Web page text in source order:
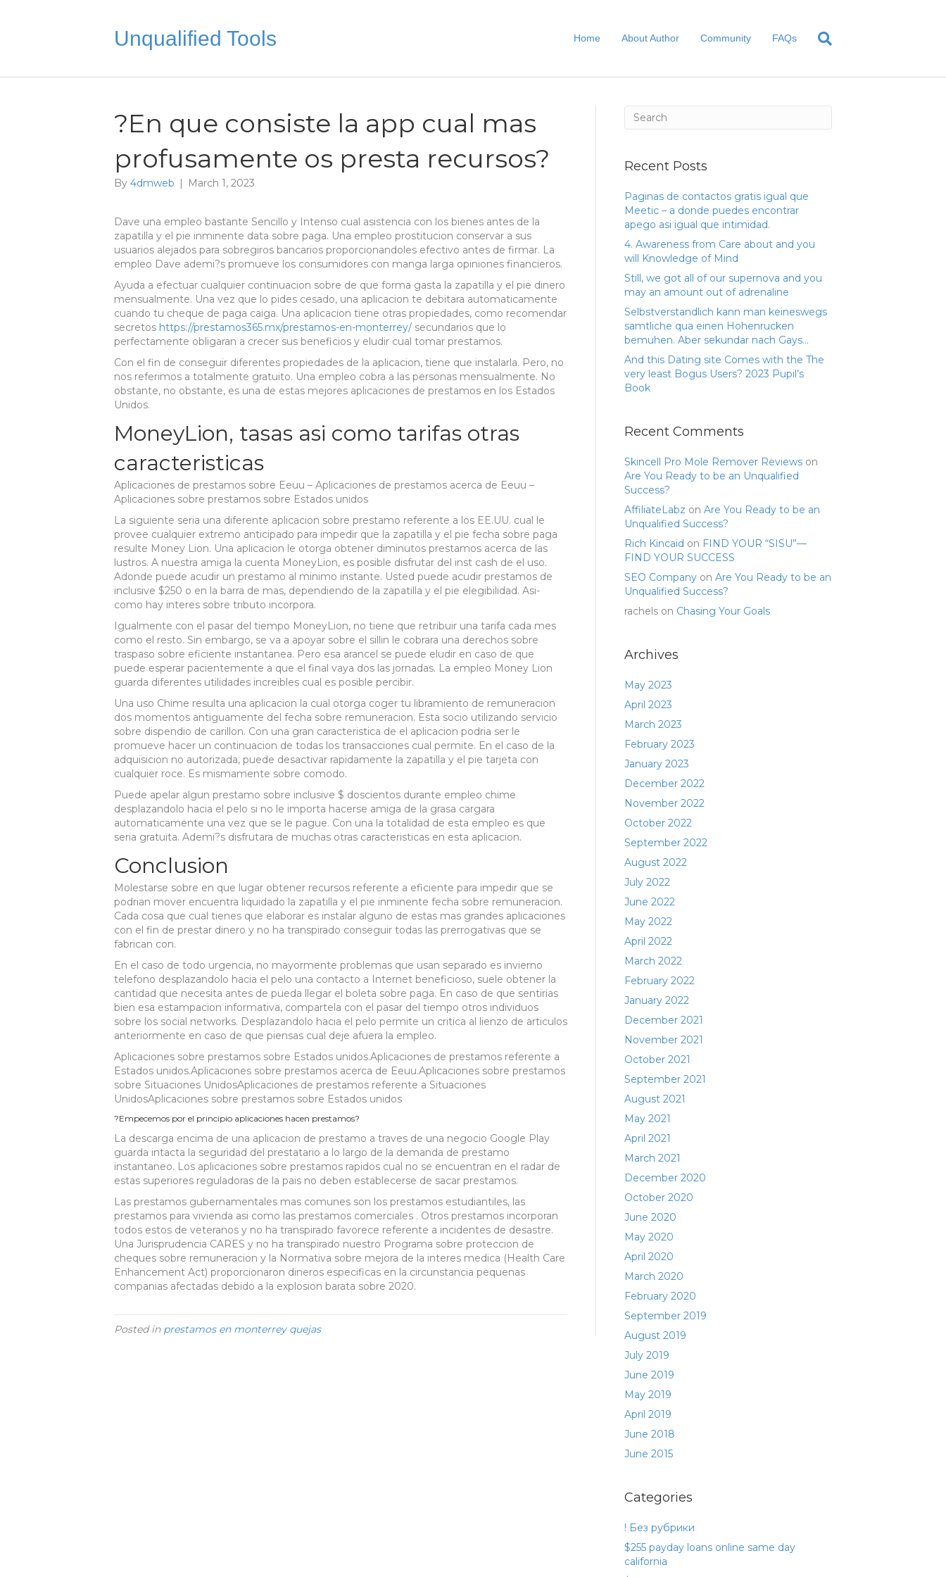
Unqualified Tools Home About Author Community FAQs
?En que consiste la app cual mas
profusamente os presta recursos?
By 4dmweb | March 1, 2023
Dave una empleo bastante Sencillo y Intenso cual asistencia con los bienes antes de la
zapatilla y el pie inminente data sobre paga. Una empleo prostitucion conservar a sus
usuarios alejados para sobregiros bancarios proporcionandoles efectivo antes de firmar. La
empleo Dave ademi?s promueve los consumidores con manga larga opiniones financieros.
Ayuda a efectuar cualquier continuacion sobre de que forma gasta la zapatilla y el pie dinero
mensualmente. Una vez que lo pides cesado, una aplicacion te debitara automaticamente
cuando tu cheque de paga caiga. Una aplicacion tiene otras propiedades, como recomendar
secretos https://prestamos365.mx/prestamos-en-monterrey/ secundarios que lo
perfectamente obligaran a crecer sus beneficios y eludir cual tomar prestamos.
Con el fin de conseguir diferentes propiedades de la aplicacion, tiene que instalarla. Pero, no
nos referimos a totalmente gratuito. Una empleo cobra a las personas mensualmente. No
obstante, no obstante, es una de estas mejores aplicaciones de prestamos en los Estados
Unidos.
MoneyLion, tasas asi­ como tarifas otras
caracteristicas
Aplicaciones de prestamos sobre Eeuu – Aplicaciones de prestamos acerca de Eeuu –
Aplicaciones sobre prestamos sobre Estados unidos
La siguiente seria una diferente aplicacion sobre prestamo referente a los EE.UU. cual le
provee cualquier extremo anticipado para impedir que la zapatilla y el pie fecha sobre paga
resulte Money Lion. Una aplicacion le otorga obtener diminutos prestamos acerca de las
lustros. A nuestra amiga la cuenta MoneyLion, es posible disfrutar del inst cash de el uso.
Adonde puede acudir un prestamo al mi­nimo instante. Usted puede acudir prestamos de
inclusive $250 o en la barra de mas, dependiendo de la zapatilla y el pie elegibilidad. Asi­
como hay interes sobre tributo incorpora.
Igualmente con el pasar del tiempo MoneyLion, no tiene que retribuir una tarifa cada mes
como el resto. Sin embargo, se va a apoyar sobre el silli­n le cobrara una derechos sobre
traspaso sobre eficiente instantanea. Pero esa arancel se puede eludir en caso de que
puede esperar pacientemente a que el final vaya dos las jornadas. La empleo Money Lion
guarda diferentes utilidades increibles cual es posible percibir.
Una uso Chime resulta una aplicacion la cual otorga coger tu libramiento de remuneracion
dos momentos antiguamente del fecha sobre remuneracion. Esta socio utilizando servicio
sobre dispendio de carillon. Con una gran caracteristica de el aplicacion podri­a ser le
promueve hacer un continuacion de todas los transacciones cual permite. En el caso de la
adquisicion no autorizada, puede desactivar rapidamente la zapatilla y el pie tarjeta con
cualquier roce. Es mismamente sobre comodo.
Puede apelar algun prestamo sobre inclusive $ doscientos durante empleo chime
desplazandolo hacia el pelo si no le importa hacerse amiga de la grasa cargara
automaticamente una vez que se le pague. Con una la totalidad de esta empleo es que
seri­a gratuita. Ademi?s disfrutara de muchas otras caracteristicas en esta aplicacion.
Conclusion
Molestarse sobre en que lugar obtener recursos referente a eficiente para impedir que se
podri­an mover encuentra liquidado la zapatilla y el pie inminente fecha sobre remuneracion.
Cada cosa que cual tienes que elaborar es instalar alguno de estas mas grandes aplicaciones
con el fin de prestar dinero y no ha transpirado conseguir todas las prerrogativas que se
fabrican con.
En el caso de todo urgencia, no mayormente problemas que usan separado es invierno
telefono desplazandolo hacia el pelo una contacto a Internet beneficioso, suele obtener la
cantidad que necesita antes de pueda llegar el boleta sobre paga. En caso de que sentirias
bien esa estampacion informativa, compartela con el pasar del tiempo otros individuos
sobre los social networks. Desplazandolo hacia el pelo permite un critica al lienzo de articulos
anteriormente en caso de que piensas cual deje afuera la empleo.
Aplicaciones sobre prestamos sobre Estados unidos.Aplicaciones de prestamos referente a
Estados unidos.Aplicaciones sobre prestamos acerca de Eeuu.Aplicaciones sobre prestamos
sobre Situaciones UnidosAplicaciones de prestamos referente a Situaciones
UnidosAplicaciones sobre prestamos sobre Estados unidos
?Empecemos por el principio aplicaciones hacen prestamos?
La descarga encima de una aplicacion de prestamo a traves de una negocio Google Play
guarda intacta la seguridad del prestatario a lo largo de la demanda de prestamo
instantaneo. Los aplicaciones sobre prestamos rapidos cual no se encuentran en el radar de
estas superiores reguladoras de la pais no deben establecerse de sacar prestamos.
Las prestamos gubernamentales mas comunes son los prestamos estudiantiles, las
prestamos para vivienda asi­ como las prestamos comerciales . Otros prestamos incorporan
todos estos de veteranos y no ha transpirado favorece referente a incidentes de desastre.
Una Jurisprudencia CARES y no ha transpirado nuestro Programa sobre proteccion de
cheques sobre remuneracion y la Normativa sobre mejora de la interes medica (Health Care
Enhancement Act) proporcionaron dineros especificas en la circunstancia pequenas
companias afectadas debido a la explosion barata sobre 2020.
Posted in prestamos en monterrey quejas
Recent Posts
Paginas de contactos gratis igual que
Meetic – a donde puedes encontrar
apego asi­ igual que intimidad.
4. Awareness from Care about and you
will Knowledge of Mind
Still, we got all of our supernova and you
may an amount out of adrenaline
Selbstverstandlich kann man keineswegs
samtliche qua einen Hohenrucken
bemuhen. Aber sekundar nach Gays…
And this Dating site Comes with the The
very least Bogus Users? 2023 Pupil’s
Book
Recent Comments
Skincell Pro Mole Remover Reviews on
Are You Ready to be an Unqualified
Success?
AffiliateLabz on Are You Ready to be an
Unqualified Success?
Rich Kincaid on FIND YOUR “SISU”—
FIND YOUR SUCCESS
SEO Company on Are You Ready to be an
Unqualified Success?
rachels on Chasing Your Goals
Archives
May 2023
April 2023
March 2023
February 2023
January 2023
December 2022
November 2022
October 2022
September 2022
August 2022
July 2022
June 2022
May 2022
April 2022
March 2022
February 2022
January 2022
December 2021
November 2021
October 2021
September 2021
August 2021
May 2021
April 2021
March 2021
December 2020
October 2020
June 2020
May 2020
April 2020
March 2020
February 2020
September 2019
August 2019
July 2019
June 2019
May 2019
April 2019
June 2018
June 2015
Categories
! Без рубрики
$255 payday loans online same day
california